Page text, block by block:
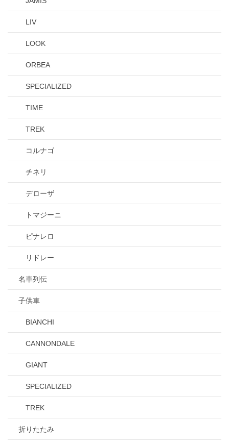
LIV
LOOK
ORBEA
SPECIALIZED
TIME
TREK
コルナゴ
チネリ
デローザ
トマジーニ
ピナレロ
リドレー
名車列伝
子供車
BIANCHI
CANNONDALE
GIANT
SPECIALIZED
TREK
折りたたみ